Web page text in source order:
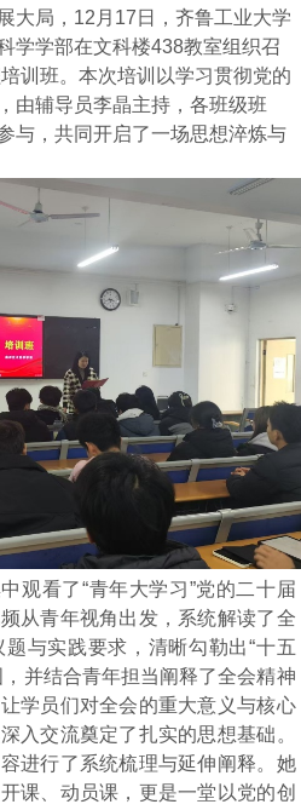
大局， 12月17日，齐鲁工业大学
学学部在文科楼438教室组织召
训班。本次培训以学习贯彻党的
由辅导员李晶主持，各班级班
与，共同开启了一场思想淬炼与
观看了“青年大学习”党的二十届
从青年视角出发，系统解读了全
与实践要求，清晰勾勒出“十五
并结合青年担当阐释了全会精神
学员们对全会的重大意义与核心
入交流奠定了扎实的思想基础。
进行了系统梳理与延伸阐释。她
课、动员课，更是一堂以党的创